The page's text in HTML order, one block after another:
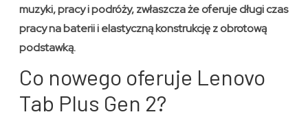
muzyki, pracy i podróży, zwłaszcza że oferuje długi czas
pracy na baterii i elastyczną konstrukcję z obrotową
podstawką.
Co nowego oferuje Lenovo
Tab Plus Gen 2?